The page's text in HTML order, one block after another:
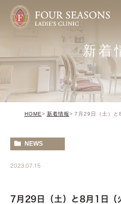
新着
HOME 新着情報 7月29日（土）と
NEWS
2023.07.15
7月29日（土）と8月1日（